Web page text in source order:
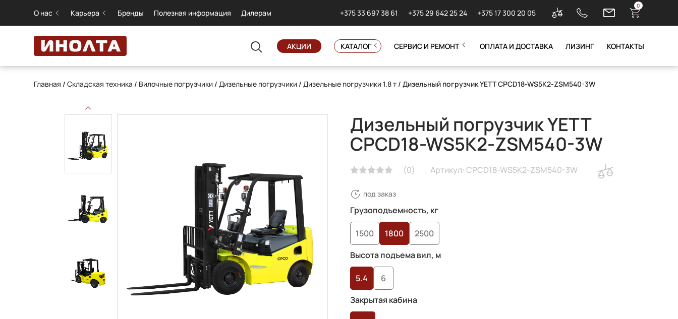
О нас Карьера Бренды Полезная информация Дилерам +375 33 697 38 61 +375 29 642 25 24 +375 17 300 20 05
0
АКЦИИ КАТАЛОГ СЕРВИС И РЕМОНТ ОПЛАТА И ДОСТАВКА ЛИЗИНГ КОНТАКТЫ
Главная /Складская техника / Вилочные погрузчики /Дизельные погрузчики /Дизельные погрузчики 1.8 т / Дизельный погрузчик YETT CPCD18-WS5K2-ZSM540-3W
Дизельный погрузчик YETT
CPCD18-WS5K2-ZSM540-3W
(0) Артикул: CPCD18-WS5K2-ZSM540-3W
под заказ
Грузоподъемность, кг
1500 1800
2500
Высота подъема вил, м
5.4
6
Закрытая кабина